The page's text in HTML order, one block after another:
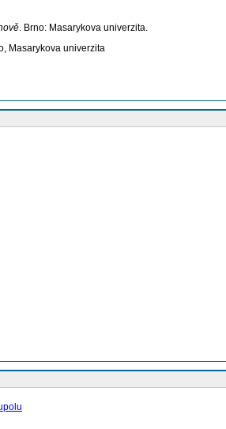
. Brno: Masarykova univerzita.
Masarykova univerzita